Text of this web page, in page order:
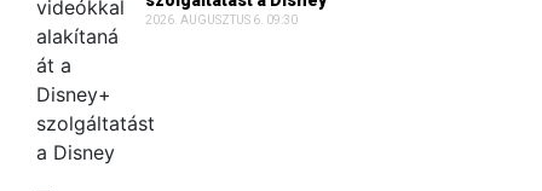
2026. AUGUSZTUS 6. 09:30